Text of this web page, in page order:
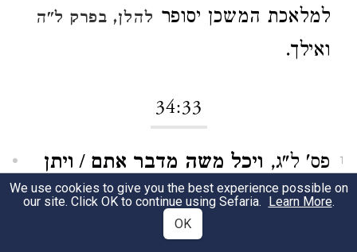
למלאכת המשכן יסופר להלן, בפרק ל"ה
ואילך.
34:33
1 פס' ל"ג, ויכל משה מדבר אתם / ויתן
על פניו מסוה, מורגש הקצב השירי.
ופירושו: ולאחר שגמר למסור להם מה
We use cookies to give you the best experience possible on
our site. Click OK to continue using Sefaria. Learn More.
OK